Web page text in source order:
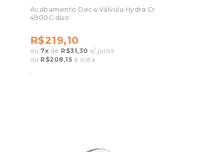
Acabamento Deca Válvula Hydra Cr
4900C.duo
R$219,10
ou 7x de R$31,30 s/ juros
ou R$208,15 à vista
.